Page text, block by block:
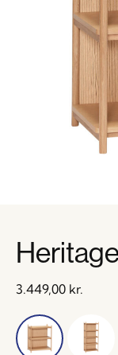
3.449,00 kr.